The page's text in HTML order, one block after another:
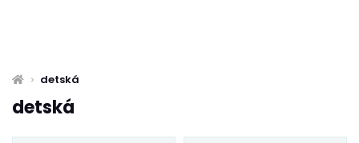
detská
detská